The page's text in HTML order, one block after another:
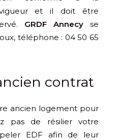
et il doit être
GRDF Annecy se
téléphone : 04 50 65
contrat
ancien logement pour
pas de résilier votre
EDF afin de leur